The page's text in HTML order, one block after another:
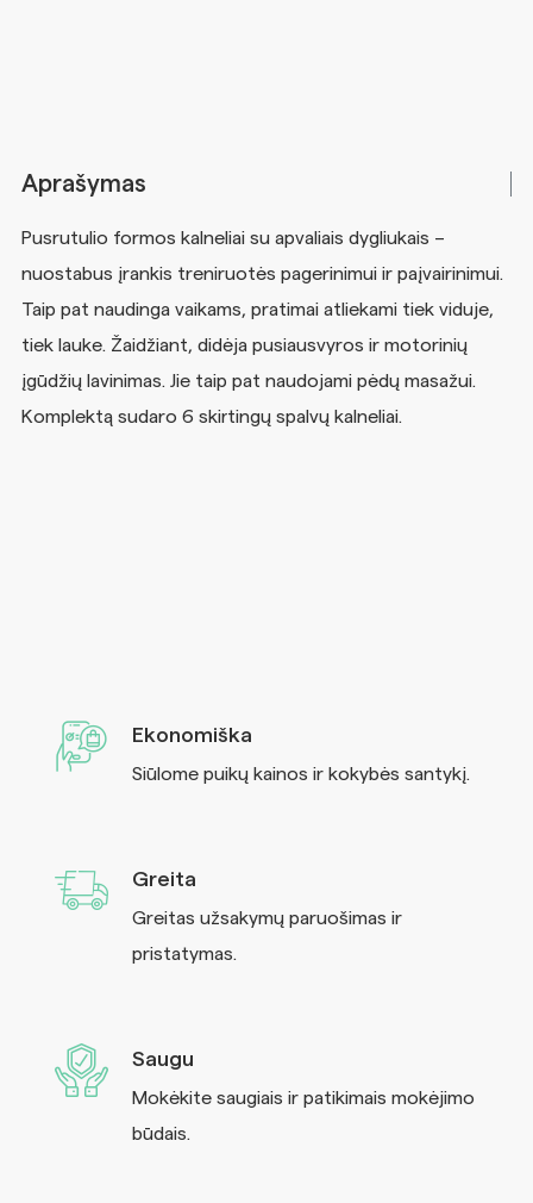
Aprašymas
Pusrutulio formos kalneliai su apvaliais dygliukais –
nuostabus įrankis treniruotės pagerinimui ir paįvairinimui.
Taip pat naudinga vaikams, pratimai atliekami tiek viduje,
tiek lauke. Žaidžiant, didėja pusiausvyros ir motorinių
įgūdžių lavinimas. Jie taip pat naudojami pėdų masažui.
Komplektą sudaro 6 skirtingų spalvų kalneliai.
Ekonomiška
Siūlome puikų kainos ir kokybės santykį.
Greita
Greitas užsakymų paruošimas ir
pristatymas.
Saugu
Mokėkite saugiais ir patikimais mokėjimo
būdais.